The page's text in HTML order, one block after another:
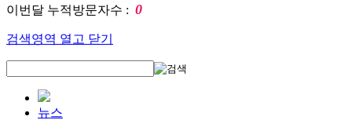
이번달 누적방문자수 : 0
검색영역 열고 닫기
뉴스